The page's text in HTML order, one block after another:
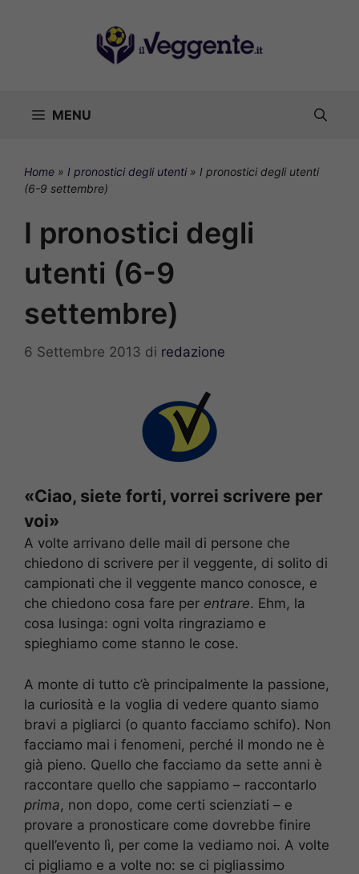
MENU
Home » I pronostici degli utenti» I pronostici degli utenti
(6-9 settembre)
I pronostici degli
utenti (6-9
settembre)
6 Settembre 2013 di redazione
«Ciao, siete forti, vorrei scrivere per
voi»
A volte arrivano delle mail di persone che
chiedono di scrivere per il veggente, di solito di
campionati che il veggente manco conosce, e
che chiedono cosa fare per entrare. Ehm, la
cosa lusinga: ogni volta ringraziamo e
spieghiamo come stanno le cose.
A monte di tutto c’è principalmente la passione,
la curiosità e la voglia di vedere quanto siamo
bravi a pigliarci (o quanto facciamo schifo). Non
facciamo mai i fenomeni, perché il mondo ne è
già pieno. Quello che facciamo da sette anni è
raccontare quello che sappiamo – raccontarlo
prima, non dopo, come certi scienziati – e
provare a pronosticare come dovrebbe finire
quell’evento lì, per come la vediamo noi. A volte
ci pigliamo e a volte no: se ci pigliassimo